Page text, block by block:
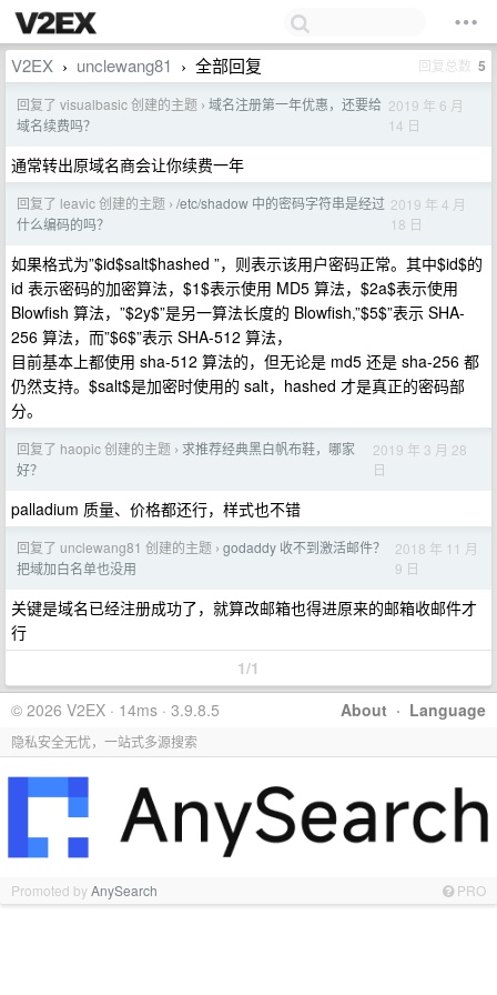
V2EX › unclewang81 › 全部回复 回复总数 5
回复了 visualbasic 创建的主题 › 域名注册第一年优惠，还要给
域名续费吗？
2019 年 6 月
14 日
通常转出原域名商会让你续费一年
回复了 leavic 创建的主题 › /etc/shadow 中的密码字符串是经过
什么编码的吗？
2019 年 4 月
18 日
如果格式为”$id$salt$hashed ”，则表示该用户密码正常。其中$id$的
id 表示密码的加密算法，$1$表示使用 MD5 算法，$2a$表示使用
Blowfish 算法，”$2y$”是另一算法长度的 Blowfish,”$5$”表示 SHA-
256 算法，而”$6$”表示 SHA-512 算法，
目前基本上都使用 sha-512 算法的，但无论是 md5 还是 sha-256 都
仍然支持。$salt$是加密时使用的 salt，hashed 才是真正的密码部
分。
回复了 haopic 创建的主题 › 求推荐经典黑白帆布鞋，哪家
好？
2019 年 3 月 28
日
palladium 质量、价格都还行，样式也不错
回复了 unclewang81 创建的主题 › godaddy 收不到激活邮件？
把域加白名单也没用
2018 年 11 月
9 日
关键是域名已经注册成功了，就算改邮箱也得进原来的邮箱收邮件才
行
1/1
About · Language
© 2026 V2EX · 14ms · 3.9.8.5
隐私安全无忧，一站式多源搜索
Promoted byAnySearch PRO